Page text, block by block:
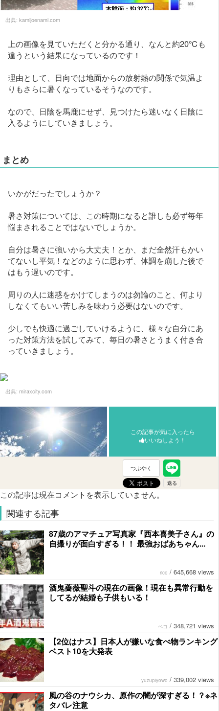
出典: kamijoenami.com
上の画像を見ていただくと分かる通り、なんと約20℃も
違うという結果になっているのです！
理由として、日向では地面からの放射熱の関係で気温よ
りもさらに暑くなっているそうなのです。
なので、日陰を馬鹿にせず、見つけたら迷いなく日陰に
入るようにしていきましょう。
まとめ
いかがだったでしょうか？
暑さ対策については、この時期になると誰しも必ず毎年
悩まされることではないでしょうか。
自分は暑さに強いから大丈夫！とか、まだ全然汗もかい
てないし平気！などのように思わず、体調を崩した後で
はもう遅いのです。
周りの人に迷惑をかけてしまうのは勿論のこと、何より
しなくてもいい苦しみを味わう必要はないのです。
少しでも快適に過ごしていけるように、様々な自分にあ
った対策方法を試してみて、毎日の暑さとうまく付き合
っていきましょう。
出典: miraxcity.com
この記事が気に入ったら
いいねしよう！
つぶやく
この記事は現在コメントを表示していません。
関連する記事
87歳のアマチュア写真家『西本喜美子さん』の
自撮りが面白すぎる！！ 最強おばあちゃん...
rico / 645,668 views
酒鬼薔薇聖斗の現在の画像！現在も異常行動を
してるが結婚も子供もいる！
ペコ / 348,721 views
【2位はナス】日本人が嫌いな食べ物ランキング
ベスト10を大発表
yuzupiyowo / 339,002 views
風の谷のナウシカ、原作の闇が深すぎる！？※ネ
タバレ注意